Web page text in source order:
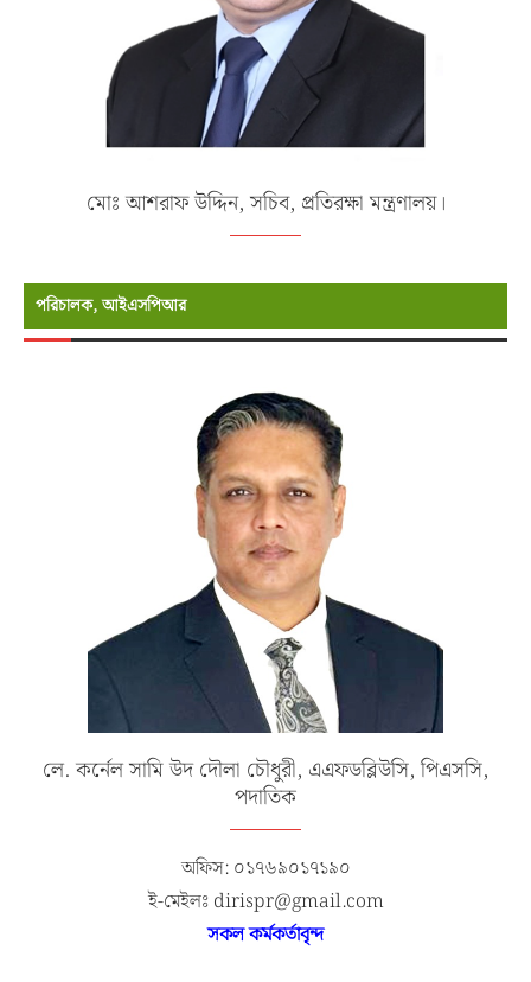
মোঃ আশরাফ উদ্দিন, সচিব, প্রতিরক্ষা মন্ত্রণালয়।
পরিচালক, আইএসপিআর
লে. কর্নেল সামি উদ দৌলা চৌধুরী, এএফডব্লিউসি, পিএসসি,
পদাতিক
অফিস: ০১৭৬৯০১৭১৯০
ই-মেইলঃ dirispr@gmail.com
সকল কর্মকর্তাবৃন্দ